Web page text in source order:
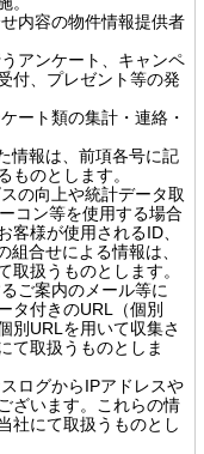
内容の物件情報提供者
アンケート、キャンペ
付、プレゼント等の発
ート類の集計・連絡・
情報は、前項各号に記
ものとします。
の向上や統計データ取
コン等を使用する場合
客様が使用されるID、
合せによる情報は、
取扱うものとします。
ご案内のメール等に
タ付きのURL（個別
別URLを用いて収集さ
て取扱うものとしま
ログからIPアドレスや
ざいます。これらの情
社にて取扱うものとし